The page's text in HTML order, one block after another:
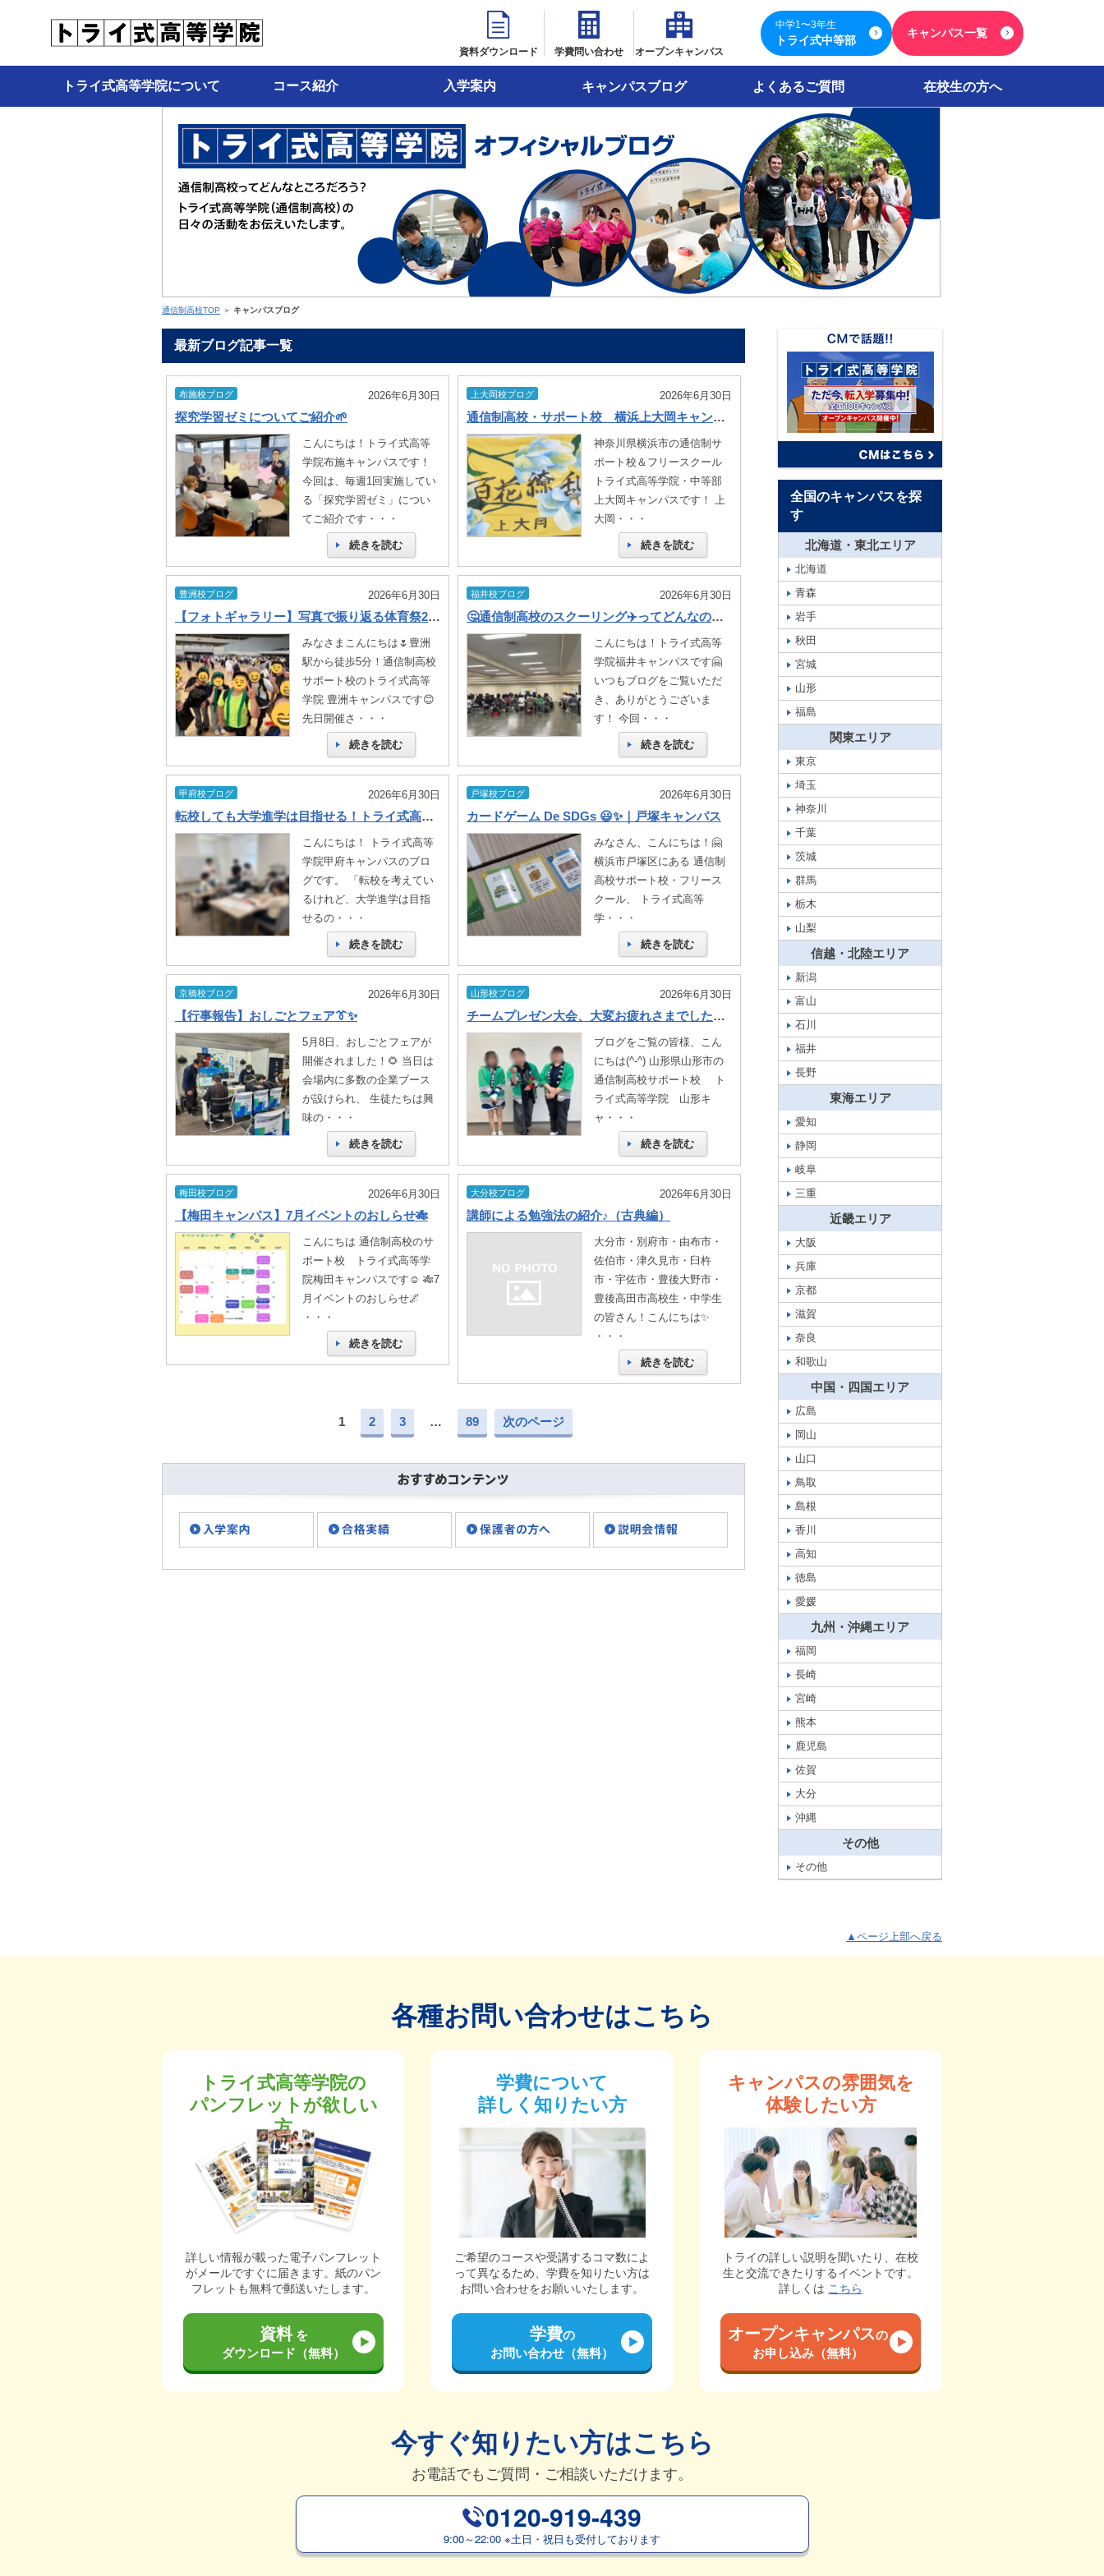
資料ダウンロード 学費問い合わせ オープンキャンパス
中学1〜3年生
トライ式中等部
キャンパス一覧
トライ式高等学院について コース紹介 入学案内 キャンパスブログ よくあるご質問 在校生の方へ
通信制高校TOP ＞ キャンパスブログ
最新ブログ記事一覧
布施校ブログ 2026年6月30日
探究学習ゼミについてご紹介🌱
こんにちは！トライ式高等
学院布施キャンパスです！
今回は、毎週1回実施してい
る「探究学習ゼミ」につい
てご紹介です・・・
続きを読む
上大岡校ブログ 2026年6月30日
通信制高校・サポート校 横浜上大岡キャンパス 首都圏合同体育祭！
神奈川県横浜市の通信制サ
ポート校＆フリースクール
トライ式高等学院・中等部
上大岡キャンパスです！ 上
大岡・・・
続きを読む
豊洲校ブログ 2026年6月30日
【フォトギャラリー】写真で振り返る体育祭2026
みなさまこんにちは🌷豊洲
駅から徒歩5分！通信制高校
サポート校のトライ式高等
学院 豊洲キャンパスです😊
先日開催さ・・・
続きを読む
福井校ブログ 2026年6月30日
🤔通信制高校のスクーリング✈️ってどんなの？金沢スクーリング📝行ってきました😊！
こんにちは！トライ式高等
学院福井キャンパスです🤗
いつもブログをご覧いただ
き、ありがとうございま
す！ 今回・・・
続きを読む
甲府校ブログ 2026年6月30日
転校しても大学進学は目指せる！トライ式高等学院が進学に強い理由
こんにちは！ トライ式高等
学院甲府キャンパスのブロ
グです。 「転校を考えてい
るけれど、大学進学は目指
せるの・・・
続きを読む
戸塚校ブログ 2026年6月30日
カードゲーム De SDGs 😃✨｜戸塚キャンパス
みなさん、こんにちは！🤗
横浜市戸塚区にある 通信制
高校サポート校・フリース
クール、 トライ式高等
学・・・
続きを読む
京橋校ブログ 2026年6月30日
【行事報告】おしごとフェア👔✨
5月8日、おしごとフェアが
開催されました！🌻 当日は
会場内に多数の企業ブース
が設けられ、 生徒たちは興
味の・・・
続きを読む
山形校ブログ 2026年6月30日
チームプレゼン大会、大変お疲れさまでした！！😭🥹🎌
ブログをご覧の皆様、こん
にちは(^-^) 山形県山形市の
通信制高校サポート校 ト
ライ式高等学院 山形キ
ャ・・・
続きを読む
梅田校ブログ 2026年6月30日
【梅田キャンパス】7月イベントのおしらせ🎋
こんにちは 通信制高校のサ
ポート校 トライ式高等学
院梅田キャンパスです☺ 🎋7
月イベントのおしらせ🌌
・・・
続きを読む
大分校ブログ 2026年6月30日
講師による勉強法の紹介♪（古典編）
大分市・別府市・由布市・
佐伯市・津久見市・臼杵
市・宇佐市・豊後大野市・
豊後高田市高校生・中学生
の皆さん！こんにちは✨
・・・
続きを読む
1 2 3 … 89 次のページ
全国のキャンパスを探
す
北海道・東北エリア
北海道
青森
岩手
秋田
宮城
山形
福島
関東エリア
東京
埼玉
神奈川
千葉
茨城
群馬
栃木
山梨
信越・北陸エリア
新潟
富山
石川
福井
長野
東海エリア
愛知
静岡
岐阜
三重
近畿エリア
大阪
兵庫
京都
滋賀
奈良
和歌山
中国・四国エリア
広島
岡山
山口
鳥取
島根
香川
高知
徳島
愛媛
九州・沖縄エリア
福岡
長崎
宮崎
熊本
鹿児島
佐賀
大分
沖縄
その他
その他
▲ページ上部へ戻る
各種お問い合わせはこちら
トライ式高等学院の
パンフレットが欲しい
方
詳しい情報が載った電子パンフレット
がメールですぐに届きます。紙のパン
フレットも無料で郵送いたします。
資料を
ダウンロード（無料）
学費について
詳しく知りたい方
ご希望のコースや受講するコマ数によ
って異なるため、学費を知りたい方は
お問い合わせをお願いいたします。
学費の
お問い合わせ（無料）
キャンパスの雰囲気を
体験したい方
トライの詳しい説明を聞いたり、在校
生と交流できたりするイベントです。
詳しくは こちら
オープンキャンパスの
お申し込み（無料）
今すぐ知りたい方はこちら
お電話でもご質問・ご相談いただけます。
0120-919-439
9:00～22:00 ※土日・祝日も受付しております